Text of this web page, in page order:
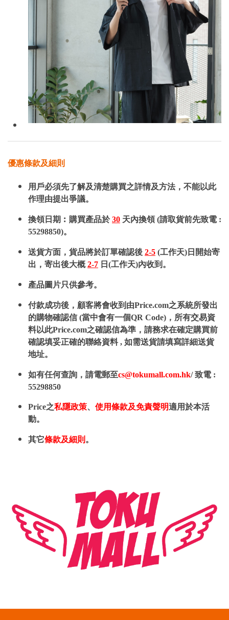
優惠條款及細則
用戶必須先了解及清楚購買之詳情及方法，不能以此
作理由提出爭議。
換領日期︰購買產品於30 天內換領 (請取貨前先致電 :
55298850)。
送貨方面，貨品將於訂單確認後 2-5 (工作天)日開始寄
出，寄出後大概2-7 日(工作天)內收到。
產品圖片只供參考。
付款成功後，顧客將會收到由Price.com之系統所發出
的購物確認信 (當中會有一個QR Code)，所有交易資
料以此Price.com之確認信為準，請務求在確定購買前
確認填妥正確的聯絡資料 , 如需送貨請填寫詳細送貨
地址。
如有任何查詢，請電郵至cs@tokumall.com.hk/ 致電 :
55298850
Price之私隱政策、 使用條款及免責聲明適用於本活
動。
其它條款及細則 。